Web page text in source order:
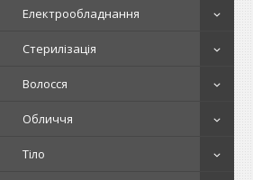
Електрообладнання
Стерилізація
Волосся
Обличчя
Тіло